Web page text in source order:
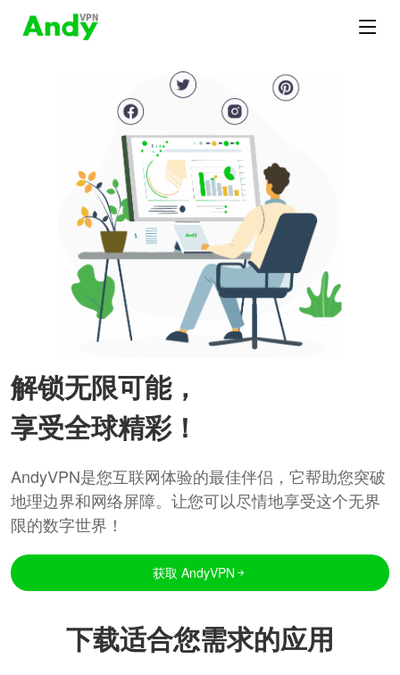
解锁无限可能，
享受全球精彩！
AndyVPN是您互联网体验的最佳伴侣，它帮助您突破
地理边界和网络屏障。让您可以尽情地享受这个无界
限的数字世界！
获取 AndyVPN
下载适合您需求的应用